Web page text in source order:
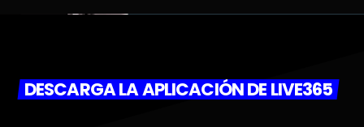
DESCARGA LA APLICACIÓN DE LIVE365